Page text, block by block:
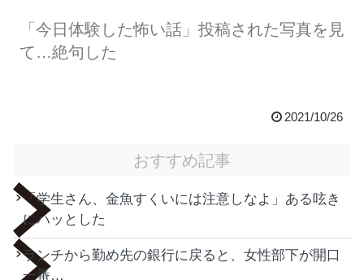
「今日体験した怖い話」投稿された写真を見
て…絶句した
2021/10/26
おすすめ記事
「学生さん、金魚すくいには注意しなよ」ある呟き
にハッとした
ランチから勤め先の銀行に戻ると、女性部下が開口
一番…